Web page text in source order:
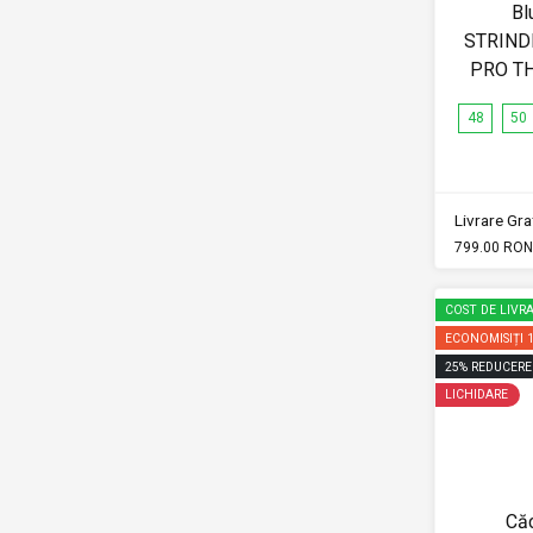
PRO
48 50
Livrare
799.00 RON
COST DE
ECONOMISIȚI
25% REDUCERE
LICHIDARE